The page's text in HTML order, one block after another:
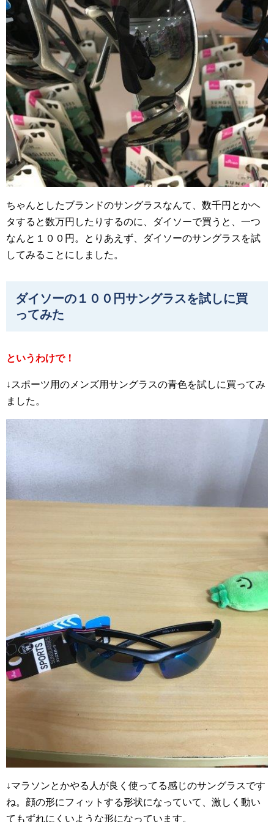
ちゃんとしたブランドのサングラスなんて、数千円とかヘ
タすると数万円したりするのに、ダイソーで買うと、一つ
なんと１００円。とりあえず、ダイソーのサングラスを試
してみることにしました。
ダイソーの１００円サングラスを試しに買
ってみた
というわけで！
↓スポーツ用のメンズ用サングラスの青色を試しに買ってみ
ました。
↓マラソンとかやる人が良く使ってる感じのサングラスです
ね。顔の形にフィットする形状になっていて、激しく動い
てもずれにくいような形になっています。